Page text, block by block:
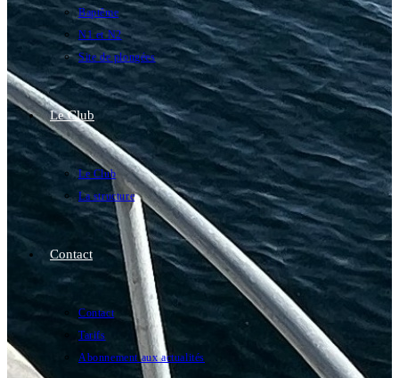
Baptême
N1 et N2
Site de plongées
Le Club
Le Club
La structure
Contact
Contact
Tarifs
Abonnement aux actualités